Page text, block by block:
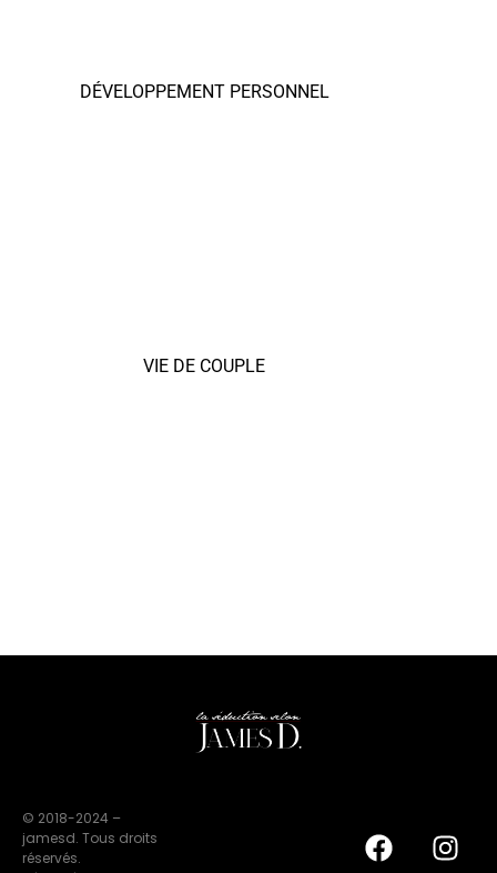
DÉVELOPPEMENT PERSONNEL
VIE DE COUPLE
© 2018-2024 –
jamesd. Tous droits
réservés.